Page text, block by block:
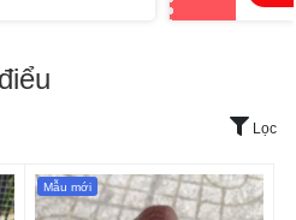
Lọc
Mẫu mới